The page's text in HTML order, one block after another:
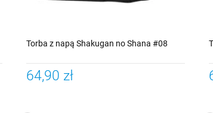
Torba z napą Shakugan no Shana #08
64,90 zł